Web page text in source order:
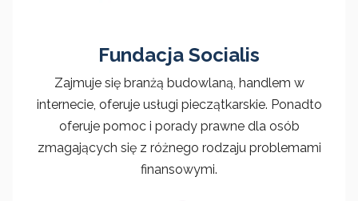
Fundacja Socialis
Zajmuje się branżą budowlaną, handlem w
internecie, oferuje usługi pieczątkarskie. Ponadto
oferuje pomoc i porady prawne dla osób
zmagających się z różnego rodzaju problemami
finansowymi.